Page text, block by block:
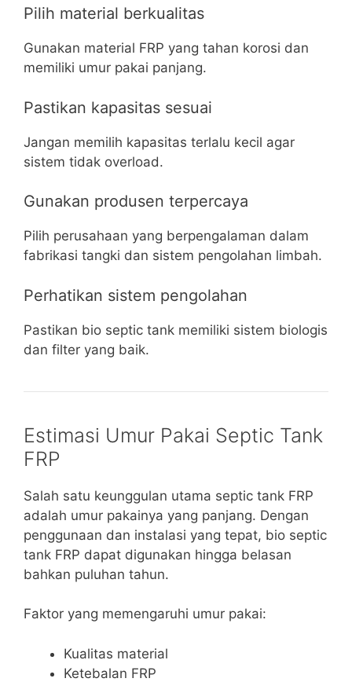
Pilih material berkualitas
Gunakan material FRP yang tahan korosi dan
memiliki umur pakai panjang.
Pastikan kapasitas sesuai
Jangan memilih kapasitas terlalu kecil agar
sistem tidak overload.
Gunakan produsen terpercaya
Pilih perusahaan yang berpengalaman dalam
fabrikasi tangki dan sistem pengolahan limbah.
Perhatikan sistem pengolahan
Pastikan bio septic tank memiliki sistem biologis
dan filter yang baik.
Estimasi Umur Pakai Septic Tank
FRP
Salah satu keunggulan utama septic tank FRP
adalah umur pakainya yang panjang. Dengan
penggunaan dan instalasi yang tepat, bio septic
tank FRP dapat digunakan hingga belasan
bahkan puluhan tahun.
Faktor yang memengaruhi umur pakai:
Kualitas material
Ketebalan FRP